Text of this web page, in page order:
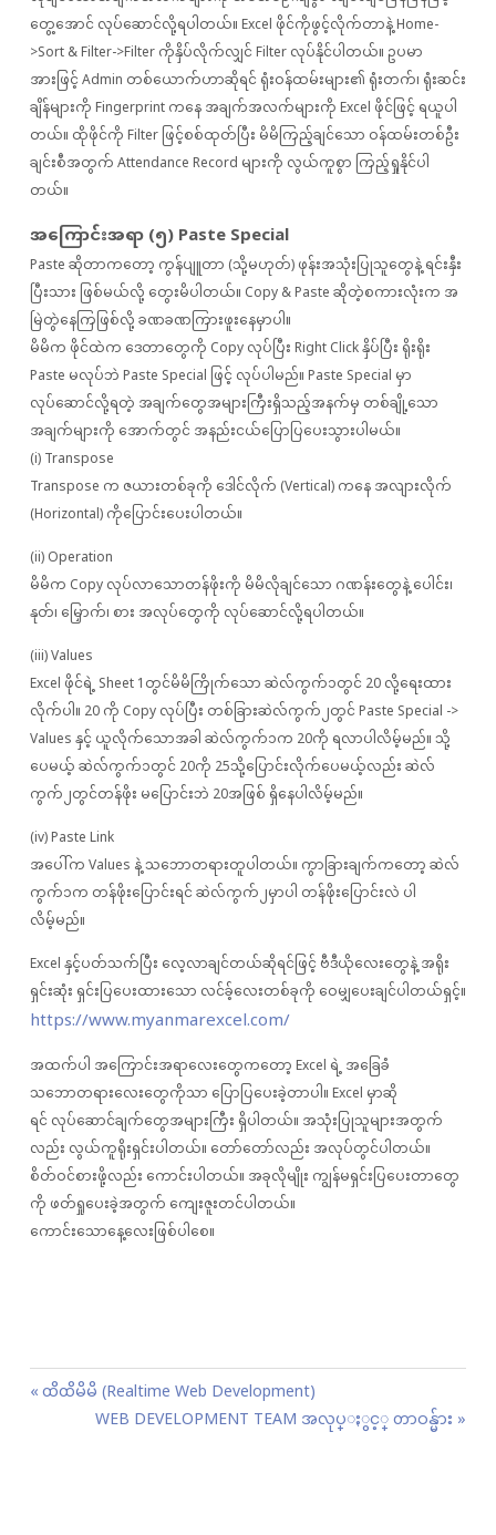
တွေ့အောင် လုပ်ဆောင်လို့ရပါတယ်။ Excel ဖိုင်ကိုဖွင့်လိုက်တာနဲ့ Home-
>Sort & Filter->Filter ကိုနှိပ်လိုက်လျှင် Filter လုပ်နိုင်ပါတယ်။ ဥပမာ
အားဖြင့် Admin တစ်ယောက်ဟာဆိုရင် ရုံးဝန်ထမ်းများ၏ ရုံးတက်၊ ရုံးဆင်း
ချိန်များကို Fingerprint ကနေ အချက်အလက်များကို Excel ဖိုင်ဖြင့် ရယူပါ
တယ်။ ထိုဖိုင်ကို Filter ဖြင့်စစ်ထုတ်ပြီး မိမိကြည့်ချင်သော ဝန်ထမ်းတစ်ဦး
ချင်းစီအတွက် Attendance Record များကို လွယ်ကူစွာ ကြည့်ရှုနိုင်ပါ
တယ်။
အကြောင်းအရာ (၅) Paste Special
Paste ဆိုတာကတော့ ကွန်ပျူတာ (သို့မဟုတ်) ဖုန်းအသုံးပြုသူတွေနဲ့ ရင်းနှီး
ပြီးသား ဖြစ်မယ်လို့ တွေးမိပါတယ်။ Copy & Paste ဆိုတဲ့စကားလုံးက အ
မြဲတွဲနေကြဖြစ်လို့ ခဏခဏကြားဖူးနေမှာပါ။
မိမိက ဖိုင်ထဲက ဒေတာတွေကို Copy လုပ်ပြီး Right Click နှိပ်ပြီး ရိုးရိုး
Paste မလုပ်ဘဲ Paste Special ဖြင့် လုပ်ပါမည်။ Paste Special မှာ
လုပ်ဆောင်လို့ရတဲ့ အချက်တွေအများကြီးရှိသည့်အနက်မှ တစ်ချို့သော
အချက်များကို အောက်တွင် အနည်းငယ်ပြောပြပေးသွားပါမယ်။
(i) Transpose
Transpose က ဇယားတစ်ခုကို ဒေါင်လိုက် (Vertical) ကနေ အလျားလိုက်
(Horizontal) ကိုပြောင်းပေးပါတယ်။
(ii) Operation
မိမိက Copy လုပ်လာသောတန်ဖိုးကို မိမိလိုချင်သော ဂဏန်းတွေနဲ့ ပေါင်း၊
နုတ်၊ မြှောက်၊ စား အလုပ်တွေကို လုပ်ဆောင်လို့ရပါတယ်။
(iii) Values
Excel ဖိုင်ရဲ့ Sheet 1တွင်မိမိကြိုက်သော ဆဲလ်ကွက်၁တွင် 20 လို့ရေးထား
လိုက်ပါ။ 20 ကို Copy လုပ်ပြီး တစ်ခြားဆဲလ်ကွက်၂တွင် Paste Special ->
Values နှင့် ယူလိုက်သောအခါ ဆဲလ်ကွက်၁က 20ကို ရလာပါလိမ့်မည်။ သို့
ပေမယ့် ဆဲလ်ကွက်၁တွင် 20ကို 25သို့ပြောင်းလိုက်ပေမယ့်လည်း ဆဲလ်
ကွက်၂တွင်တန်ဖိုး မပြောင်းဘဲ 20အဖြစ် ရှိနေပါလိမ့်မည်။
(iv) Paste Link
အပေါ်က Values နဲ့ သဘောတရားတူပါတယ်။ ကွာခြားချက်ကတော့ ဆဲလ်
ကွက်၁က တန်ဖိုးပြောင်းရင် ဆဲလ်ကွက်၂မှာပါ တန်ဖိုးပြောင်းလဲ ပါ
လိမ့်မည်။
Excel နှင့်ပတ်သက်ပြီး လေ့လာချင်တယ်ဆိုရင်ဖြင့် ဗီဒီယိုလေးတွေနဲ့ အရိုး
ရှင်းဆုံး ရှင်းပြပေးထားသော လင်ခ့်လေးတစ်ခုကို ဝေမျှပေးချင်ပါတယ်ရှင့်။
https://www.myanmarexcel.com/
အထက်ပါ အကြောင်းအရာလေးတွေကတော့ Excel ရဲ့ အခြေခံ
သဘောတရားလေးတွေကိုသာ ပြောပြပေးခဲ့တာပါ။ Excel မှာဆို
ရင် လုပ်ဆောင်ချက်တွေအများကြီး ရှိပါတယ်။ အသုံးပြုသူများအတွက်
လည်း လွယ်ကူရိုးရှင်းပါတယ်။ တော်တော်လည်း အလုပ်တွင်ပါတယ်။
စိတ်ဝင်စားဖို့လည်း ကောင်းပါတယ်။ အခုလိုမျိုး ကျွန်မရှင်းပြပေးတာတွေ
ကို ဖတ်ရှုပေးခဲ့အတွက် ကျေးဇူးတင်ပါတယ်။
ကောင်းသောနေ့လေးဖြစ်ပါစေ။
PP
ထိထိမိမိ (Realtime Web Development)
N
WEB DEVELOPMENT TEAM အလုပ္ႏွင့္ တာဝန္မ်ား